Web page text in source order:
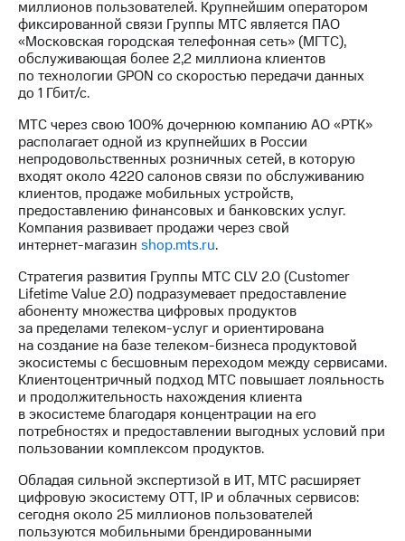
акционерам
Документы
ПАО
"МТС"
Собрания
акционеров
Личный
кабинет
акционера
Акционерный
капитал
Контроль
и
аудит
акций
Описание
Программа
приобретения
Порядок
выкупа
акций
Дивиденды
Рынок
облигаций
Описание
Еврооблигации-2023
Уведомление
о
миллионов пользователей. Крупнейшим оператором
фиксированной связи Группы МТС является ПАО
«Московская городская телефонная сеть» (МГТС),
обслуживающая более 2,2 миллиона клиентов
по технологии GPON со скоростью передачи данных
до 1 Гбит/с.
МТС через свою 100% дочернюю компанию АО «РТК»
располагает одной из крупнейших в России
непродовольственных розничных сетей, в которую
входят около 4220 салонов связи по обслуживанию
клиентов, продаже мобильных устройств,
предоставлению финансовых и банковских услуг.
Компания развивает продажи через свой
интернет-магазин shop.mts.ru.
Стратегия развития Группы МТС CLV 2.0 (Customer
Lifetime Value 2.0) подразумевает предоставление
абоненту множества цифровых продуктов
за пределами телеком-услуги ориентирована
на создание на базетелеком-бизнеса продуктовой
экосистемы с бесшовным переходом между сервисами.
Клиентоцентричный подход МТС повышает лояльность
и продолжительность нахождения клиента
в экосистеме благодаря концентрации на его
потребностях и предоставлении выгодных условий при
пользовании комплексом продуктов.
Обладая сильной экспертизой в ИТ, МТС расширяет
цифровую экосистему OTT, IP и облачных сервисов:
сегодня около 25 миллионов пользователей
пользуются мобильными брендированными